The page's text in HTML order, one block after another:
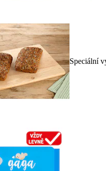
Speciální